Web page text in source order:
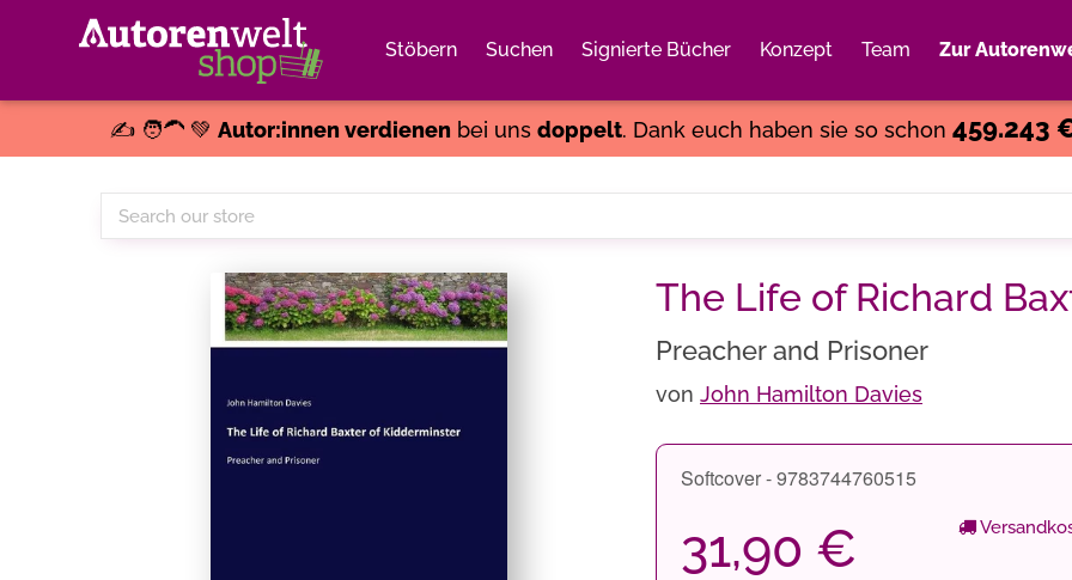
Stöbern Suchen Signierte Bücher Konzept Team Zur
✍️ 🧑‍🦱 💚 Autor:innen verdienenbei uns doppelt. Dank euch haben sie so schon 459.243
Search
our
The Life of Richard
Preacher and Prisoner
von John Hamilton Davies
Softcover - 9783744760515
31,90 €